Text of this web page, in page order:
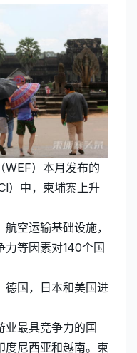
WEF）本月发布的
）中，柬埔寨上升
空运输基础设施，
力等因素对140个国
德国，日本和美国进
业最具竞争力的国
度尼西亚和越南。柬